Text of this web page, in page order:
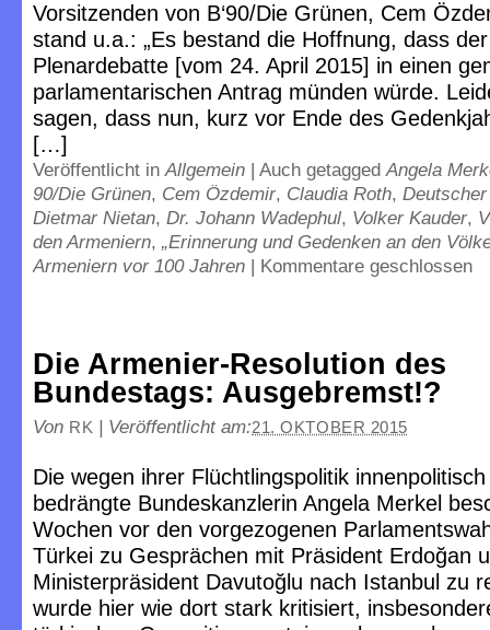
Vorsitzenden von B‘90/Die Grünen, Cem
stand u.a.: „Es bestand die Hoffnung, dass
Plenardebatte [vom 24. April 2015] in einen
parlamentarischen Antrag münden würde.
sagen, dass nun, kurz vor Ende des
[…]
Veröffentlicht inAllgemein | Auch getaggedAngela
90/Die Grünen, Cem Özdemir, Claudia Roth,
Dietmar Nietan, Dr. Johann Wadephul, Volker Kauder,
den Armeniern, „Erinnerung und Gedenken an den
Armeniern vor 100 Jahren | Kommentare geschlossen
Die Armenier-Resolution des
Bundestags: Ausgebremst!?
Von RK | Veröffentlicht am:21. OKTOBER 2015
Die wegen ihrer Flüchtlingspolitik
bedrängte Bundeskanzlerin Angela Merkel
Wochen vor den vorgezogenen
Türkei zu Gesprächen mit Präsident Erdoğan
Ministerpräsident Davutoğlu nach Istanbul zu
wurde hier wie dort stark kritisiert,